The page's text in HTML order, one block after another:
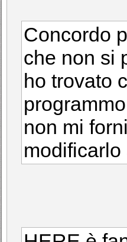
Concordo
che non si
ho trovato
non mi